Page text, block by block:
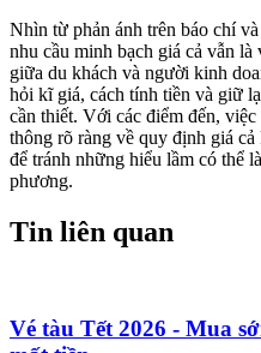
Nhìn từ phản ánh trên báo chí
nhu cầu minh bạch giá cả vẫn
giữa du khách và người kinh
hỏi kĩ giá, cách tính tiền và giữ
cần thiết. Với các điểm đến,
thông rõ ràng về quy định giá
để tránh những hiểu lầm có thể
phương.
Tin liên quan
Vé tàu Tết 2026 - Mua